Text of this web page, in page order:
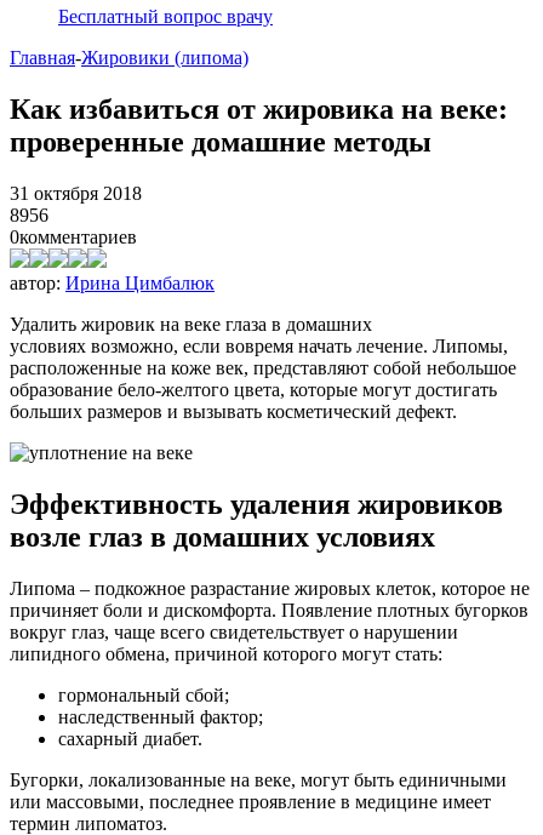
Бесплатный вопрос врачу
Главная-Жировики (липома)
Как избавиться от жировика на веке:
проверенные домашние методы
31 октября 2018
8956
0комментариев
автор: Ирина Цимбалюк
Удалить жировик на веке глаза в домашних
условиях возможно, если вовремя начать лечение. Липомы,
расположенные на коже век, представляют собой небольшое
образование бело-желтого цвета, которые могут достигать
больших размеров и вызывать косметический дефект.
Эффективность удаления жировиков
возле глаз в домашних условиях
Липома – подкожное разрастание жировых клеток, которое не
причиняет боли и дискомфорта. Появление плотных бугорков
вокруг глаз, чаще всего свидетельствует о нарушении
липидного обмена, причиной которого могут стать:
гормональный сбой;
наследственный фактор;
сахарный диабет.
Бугорки, локализованные на веке, могут быть единичными
или массовыми, последнее проявление в медицине имеет
термин липоматоз.